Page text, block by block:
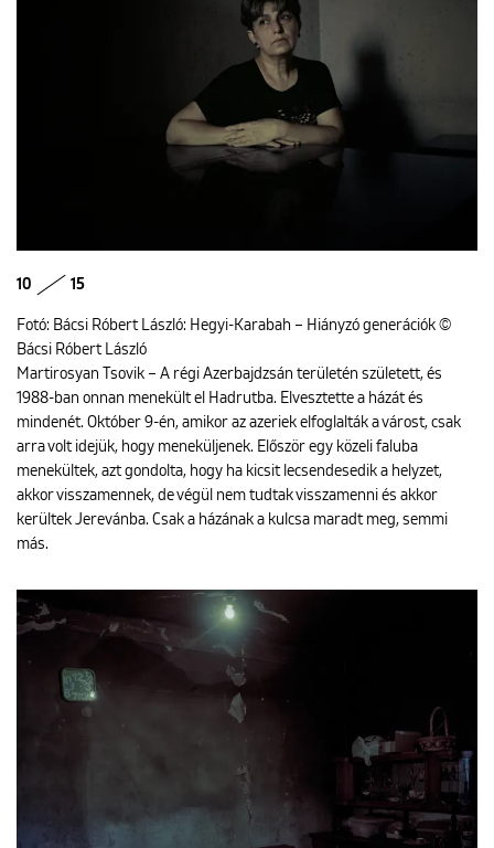
10 15
Fotó: Bácsi Róbert László: Hegyi-Karabah – Hiányzó generációk ©
Bácsi Róbert László
Martirosyan Tsovik – A régi Azerbajdzsán területén született, és
1988-ban onnan menekült el Hadrutba. Elvesztette a házát és
mindenét. Október 9-én, amikor az azeriek elfoglalták a várost, csak
arra volt idejük, hogy meneküljenek. Először egy közeli faluba
menekültek, azt gondolta, hogy ha kicsit lecsendesedik a helyzet,
akkor visszamennek, de végül nem tudtak visszamenni és akkor
kerültek Jerevánba. Csak a házának a kulcsa maradt meg, semmi
más.